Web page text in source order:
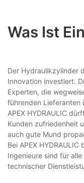
Was Ist
Der Hydraulikzylinder
Innovation investiert.
Experten, die
führenden Lieferanten
APEX HYDRAULIC
Kunden zufriedenheit
auch gute Mund
Bei APEX
Ingenieure sind für
technischer